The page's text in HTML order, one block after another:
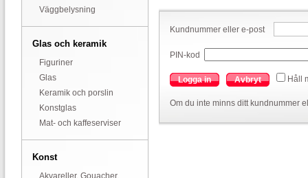
Väggbelysning
Glas och keramik
Figuriner
Glas
Keramik och porslin
Konstglas
Mat- och kaffeserviser
Konst
Akvareller, Gouacher,
Kundnummer eller e-post
PIN-kod
Logga in Avbryt Håll
Om du inte minns ditt kundnummer